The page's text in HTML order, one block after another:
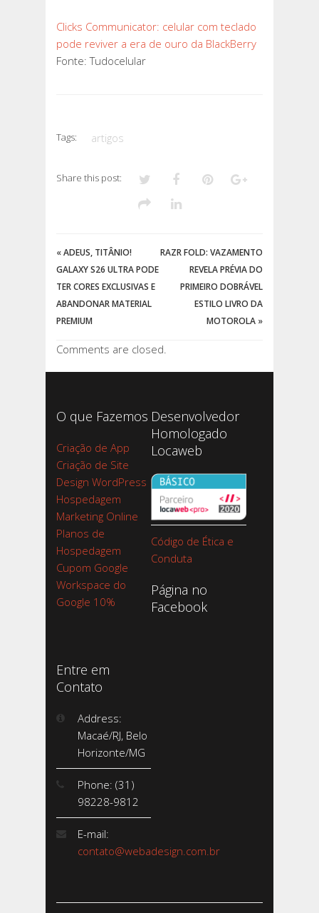
Clicks Communicator: celular com teclado
pode reviver a era de ouro da BlackBerry
Fonte: Tudocelular
Tags: artigos
Share this post:
«ADEUS, TITÂNIO!
GALAXY S26 ULTRA PODE
TER CORES EXCLUSIVAS E
ABANDONAR MATERIAL
PREMIUM
RAZR FOLD: VAZAMENTO
REVELA PRÉVIA DO
PRIMEIRO DOBRÁVEL
ESTILO LIVRO DA
MOTOROLA »
Comments are closed.
O que Fazemos
Criação de App
Criação de Site
Design WordPress
Hospedagem
Marketing Online
Planos de
Hospedagem
Cupom Google
Workspace do
Google 10%
Desenvolvedor
Homologado
Locaweb
Código de Ética e
Conduta
Página no
Facebook
Entre em
Contato
Address:
Macaé/RJ, Belo
Horizonte/MG
Phone: (31)
98228-9812
E-mail:
contato@webadesign.com.br